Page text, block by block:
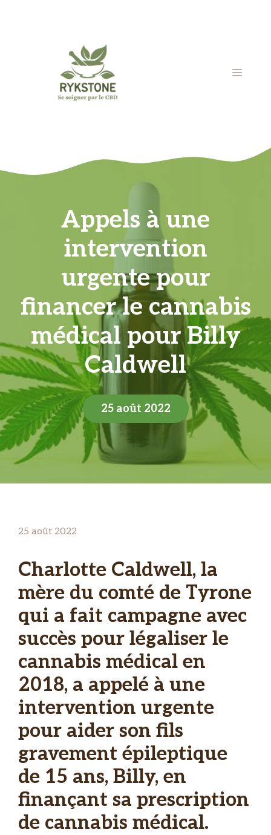
MENU
Appels à une
intervention
urgente pour
financer le cannabis
médical pour Billy
Caldwell
25 août 2022
25 août 2022
Charlotte Caldwell, la
mère du comté de Tyrone
qui a fait campagne avec
succès pour légaliser le
cannabis médical en
2018, a appelé à une
intervention urgente
pour aider son fils
gravement épileptique
de 15 ans, Billy, en
finançant sa prescription
de cannabis médical.